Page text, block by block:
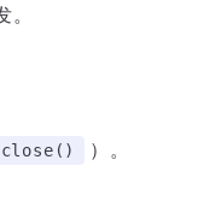
close() ）。